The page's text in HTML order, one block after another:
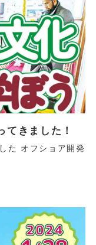
てきました！
た オフショア開発